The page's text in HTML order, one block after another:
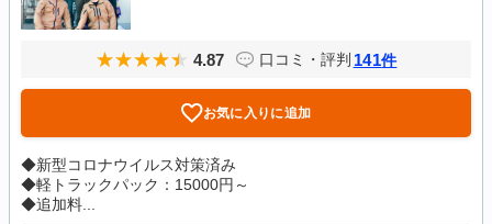
4.87 口コミ・評判 141件
お気に入りに追加
◆新型コロナウイルス対策済み
◆軽トラックパック：15000円～
◆追加料...